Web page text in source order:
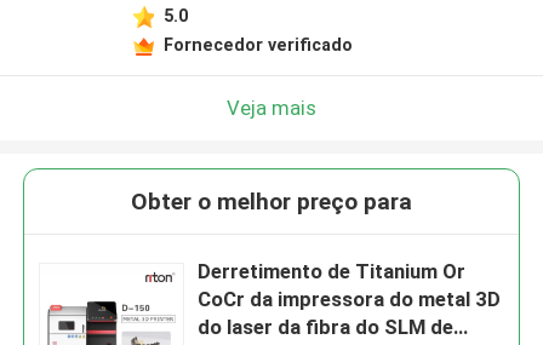
5.0
Fornecedor verificado
Veja mais
Obter o melhor preço para
Derretimento de Titanium Or
CoCr da impressora do metal 3D
do laser da fibra do SLM de